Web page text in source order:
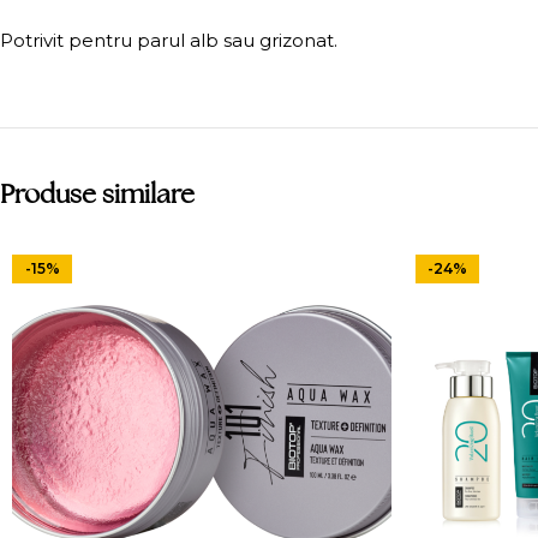
Potrivit pentru parul alb sau grizonat.
Produse similare
-15% -24%